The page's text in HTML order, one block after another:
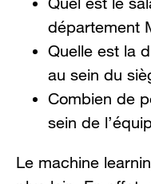
département
Quelle est la
au sein du
Combien de
sein de
Le machine